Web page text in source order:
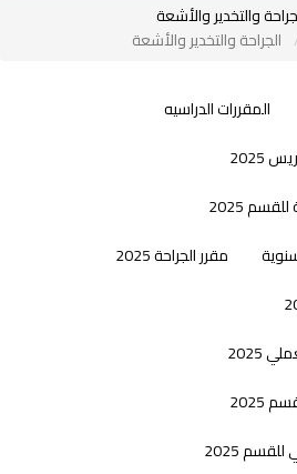
والتخدير والأشعة
الجراحة والتخدير والأشعة
المقررات الدراسيه
2025
2025
مقرر الجراحة 2025
2025
2025
2025